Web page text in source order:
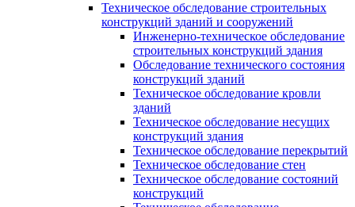
Техническое обследование строительных
конструкций зданий и сооружений
Инженерно-техническое обследование
строительных конструкций здания
Обследование технического состояния
конструкций зданий
Техническое обследование кровли
зданий
Техническое обследование несущих
конструкций здания
Техническое обследование перекрытий
Техническое обследование стен
Техническое обследование состояний
конструкций